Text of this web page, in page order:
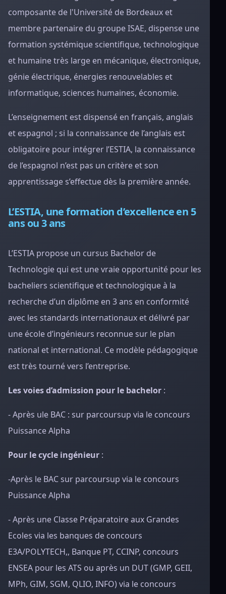
composante de l'Université de Bordeaux et
membre partenaire du groupe ISAE, dispense une
formation systémique scientifique, technologique
et humaine très large en mécanique, électronique,
génie électrique, énergies renouvelables et
informatique, sciences humaines, économie.
L’enseignement est dispensé en français, anglais
et espagnol ; si la connaissance de l’anglais est
obligatoire pour intégrer l’ESTIA, la connaissance
de l’espagnol n’est pas un critère et son
apprentissage s’effectue dès la première année.
L’ESTIA, une formation d’excellence en 5
ans ou 3 ans
L’ESTIA propose un cursus Bachelor de
Technologie qui est une vraie opportunité pour les
bacheliers scientifique et technologique à la
recherche d’un diplôme en 3 ans en conformité
avec les standards internationaux et délivré par
une école d’ingénieurs reconnue sur le plan
national et international. Ce modèle pédagogique
est très tourné vers l’entreprise.
Les voies d’admission pour le bachelor :
- Après ule BAC : sur parcoursup via le concours
Puissance Alpha
Pour le cycle ingénieur :
-Après le BAC sur parcoursup via le concours
Puissance Alpha
- Après une Classe Préparatoire aux Grandes
Ecoles via les banques de concours
E3A/POLYTECH,, Banque PT, CCINP, concours
ENSEA pour les ATS ou après un DUT (GMP, GEII,
MPh, GIM, SGM, QLIO, INFO) via le concours